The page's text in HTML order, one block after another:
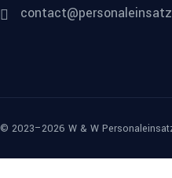
© 2023–2026 W & W